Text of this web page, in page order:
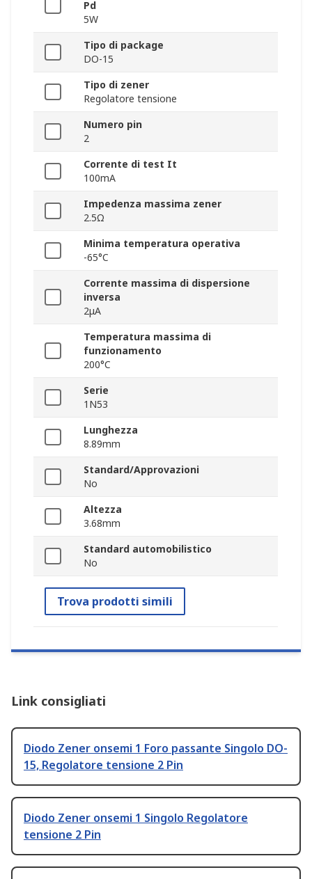
Pd
5W
Tipo di package
DO-15
Tipo di zener
Regolatore tensione
Numero pin
2
Corrente di test It
100mA
Impedenza massima zener
2.5Ω
Minima temperatura operativa
-65°C
Corrente massima di dispersione
inversa
2μA
Temperatura massima di
funzionamento
200°C
Serie
1N53
Lunghezza
8.89mm
Standard/Approvazioni
No
Altezza
3.68mm
Standard automobilistico
No
Trova prodotti simili
Link consigliati
Diodo Zener onsemi 1 Foro passante Singolo DO-
15, Regolatore tensione 2 Pin
Diodo Zener onsemi 1 Singolo Regolatore
tensione 2 Pin